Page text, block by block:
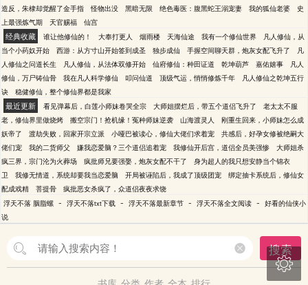
造反，朱棣却觉醒了金手指
怪物出没 黑暗无限 绝色毒医：腹黑蛇王溺宠妻 我的狐仙老婆
史
上最强炼气期
天官赐福 仙宫
经典收藏 谁让他修仙的！ 大奉打更人 烟雨楼 天海仙途 我有一个修仙世界
凡人修仙，从
当个小药奴开始
西游：从方寸山开始签到成圣 独步成仙 手握空间聊天群，炮灰女配飞升了
凡
人修仙之问道长生
凡人修仙，从法体双修开始 仙府修仙：种田证道 乾坤葫芦 嘉佑嬉事
凡人
修仙，万尸铸仙骨
我在凡人科学修仙 叩问仙道 顶级气运，悄悄修炼千年
凡人修仙之乾坤五行
诀
稳健修仙，整个修仙界都是我家
最近更新 看见弹幕后，白莲小师妹卷哭全宗 大师姐摆烂后，带五个道侣飞升了
老太太不服
老，修仙界里做烧烤
搬空宗门！抢机缘！冤种师妹逆袭 山海渡灵人
刚重生回来，小师妹怎么成
妖帝了
渡劫失败，回家开宗立派 小哑巴被读心，修仙大佬们求着宠
共感后，好孕女修被绝嗣大
佬们宠
我的二货师父 嫌我恋爱脑？三个道侣追着宠 我修仙开后宫，道侣全员美强惨
大师姐杀
疯三界，宗门沦为火葬场
疯批师兄要强娶，炮灰女配不干了
身为超人的我只想安静当个锦衣
卫
我修无情道，系统却要我当恋爱脑 开局被诬陷后，我成了顶级团宠
绑定抽卡系统后，修仙女
配成戏精
菩提骨
疯批恶女杀疯了，众道侣夜夜求饶
浮天不落 胭脂螺 - 浮天不落txt下载 - 浮天不落最新章节 - 浮天不落全文阅读 - 好看的仙侠小
说
搜索
